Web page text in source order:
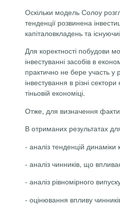
Оскільки модель Солоу
тенденції розвинена
капіталовкладень та
Для коректності побудови
інвестуванні засобів в
практично не бере участь у
інвестування в різні
тіньовій економіці.
Отже, для визначення
В отриманих результатах
- аналіз тенденцій динаміки
- аналіз чинників, що
- аналіз рівномірного
- оцінювання впливу